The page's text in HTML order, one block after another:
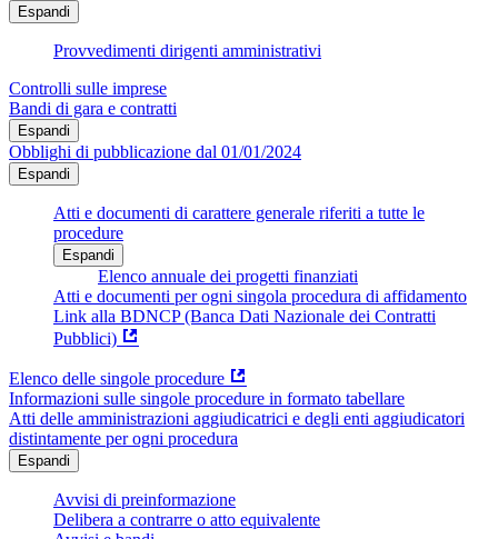
Espandi
Provvedimenti dirigenti amministrativi
Controlli sulle imprese
Bandi di gara e contratti
Espandi
Obblighi di pubblicazione dal 01/01/2024
Espandi
Atti e documenti di carattere generale riferiti a tutte le
procedure
Espandi
Elenco annuale dei progetti finanziati
Atti e documenti per ogni singola procedura di affidamento
Link alla BDNCP (Banca Dati Nazionale dei Contratti
Pubblici)
Elenco delle singole procedure
Informazioni sulle singole procedure in formato tabellare
Atti delle amministrazioni aggiudicatrici e degli enti aggiudicatori
distintamente per ogni procedura
Espandi
Avvisi di preinformazione
Delibera a contrarre o atto equivalente